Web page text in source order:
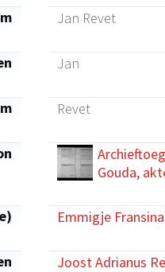
Jan Revet
Jan
Revet
Gouda,
Emmigje
Joost Adrianus